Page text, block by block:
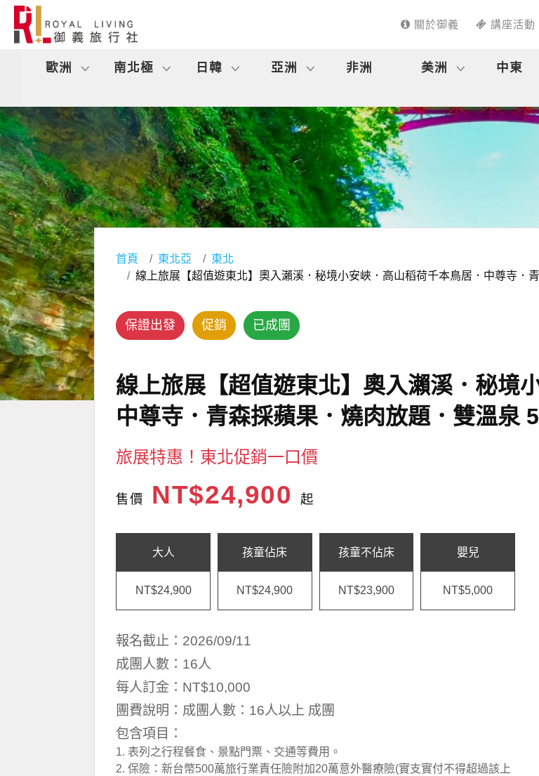
關於御義 講座活動
歐洲 南北極 日韓 亞洲 非洲 美洲 中東
首頁 東北亞
東北
線上旅展【超值遊東北】奧入瀨溪．秘境小安峽．高山稻荷千本鳥居．中尊寺．
保證出發 促銷 已成團
線上旅展【超值遊東北】奧入瀨溪．秘境
中尊寺．青森採蘋果．燒肉放題．雙溫泉
旅展特惠！東北促銷一口價
售價 NT$24,900起
大人
NT$24,900
孩童佔床
NT$24,900
孩童不佔床
NT$23,900
嬰兒
NT$5,000
報名截止：2026/09/11
成團人數：16人
每人訂金：NT$10,000
團費說明：成團人數：16人以上 成團
包含項目：
1. 表列之行程餐食、景點門票、交通等費用。
2. 保險：新台幣500萬旅行業責任險附加20萬意外醫療險(實支實付不得超過該上